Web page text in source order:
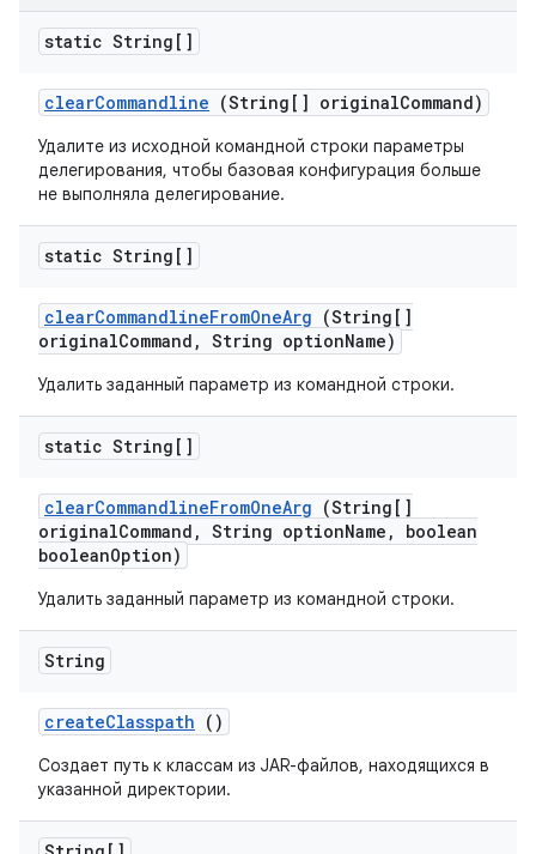
static String[]
clearCommandline (String[] originalCommand)
Удалите из исходной командной строки параметры
делегирования, чтобы базовая конфигурация больше
не выполняла делегирование.
static String[]
clearCommandlineFromOneArg (String[]
originalCommand , String optionName)
Удалить заданный параметр из командной строки.
static String[]
clearCommandlineFromOneArg (String[]
originalCommand , String optionName ,
boolean
booleanOption)
Удалить заданный параметр из командной строки.
String
createClasspath ()
Создает путь к классам из JAR-файлов, находящихся в
указанной директории.